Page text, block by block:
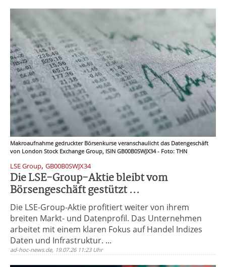
Makroaufnahme gedruckter Börsenkurse veranschaulicht das Datengeschäft
von London Stock Exchange Group, ISIN GB00B0SWJX34 - Foto: THN
LSE Group, GB00B0SWJX34
Die LSE-Group-Aktie bleibt vom
Börsengeschäft gestützt ...
Die LSE-Group-Aktie profitiert weiter von ihrem
breiten Markt- und Datenprofil. Das Unternehmen
arbeitet mit einem klaren Fokus auf Handel Indizes
Daten und Infrastruktur. ...
ad-hoc-news.de, 19.07.26 11:23 Uhr